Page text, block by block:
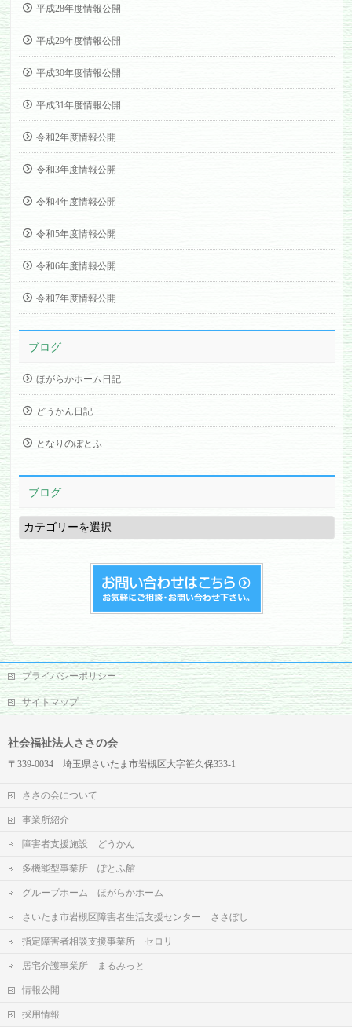
平成28年度情報公開
平成29年度情報公開
平成30年度情報公開
平成31年度情報公開
令和2年度情報公開
令和3年度情報公開
令和4年度情報公開
令和5年度情報公開
令和6年度情報公開
令和7年度情報公開
ブログ
ほがらかホーム日記
どうかん日記
となりのぽとふ
ブログ
ブ
ロ
グ
プライバシーポリシー
サイトマップ
社会福祉法人ささの会
〒339-0034 埼玉県さいたま市岩槻区大字笹久保333-1
ささの会について
事業所紹介
障害者支援施設 どうかん
多機能型事業所 ぽとふ館
グループホーム ほがらかホーム
さいたま市岩槻区障害者生活支援センター ささぼし
指定障害者相談支援事業所 セロリ
居宅介護事業所 まるみっと
情報公開
採用情報